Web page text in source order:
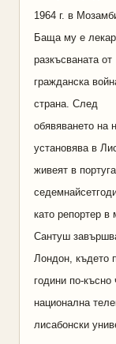
1964 г. в
Баща му е
разкъсваната от
гражданска
страна. След
обявяването на
установява в
живеят в
като репортер в
Сантуш
Лондон, където
години по-късно
национална
лисабонски